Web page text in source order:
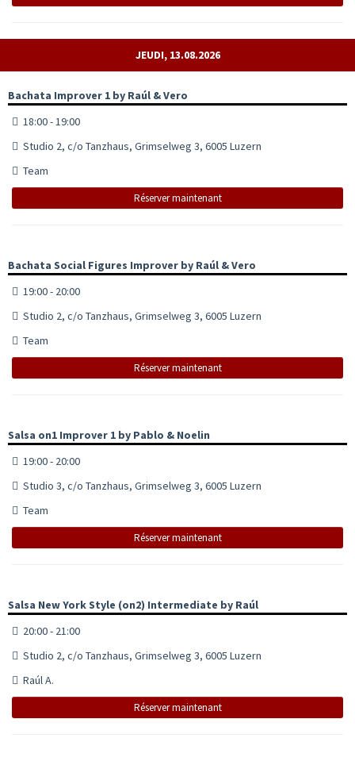
JEUDI, 13.08.2026
Bachata Improver 1 by Raúl & Vero
18:00 - 19:00
Studio 2, c/o Tanzhaus, Grimselweg 3, 6005 Luzern
Team
Réserver maintenant
Bachata Social Figures Improver by Raúl & Vero
19:00 - 20:00
Studio 2, c/o Tanzhaus, Grimselweg 3, 6005 Luzern
Team
Réserver maintenant
Salsa on1 Improver 1 by Pablo & Noelin
19:00 - 20:00
Studio 3, c/o Tanzhaus, Grimselweg 3, 6005 Luzern
Team
Réserver maintenant
Salsa New York Style (on2) Intermediate by Raúl
20:00 - 21:00
Studio 2, c/o Tanzhaus, Grimselweg 3, 6005 Luzern
Raúl A.
Réserver maintenant